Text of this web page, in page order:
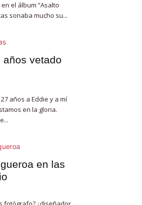
el álbum “Asalto
sonaba mucho su...
años vetado
27 años a Eddie y a mí
en la gloria.
en las